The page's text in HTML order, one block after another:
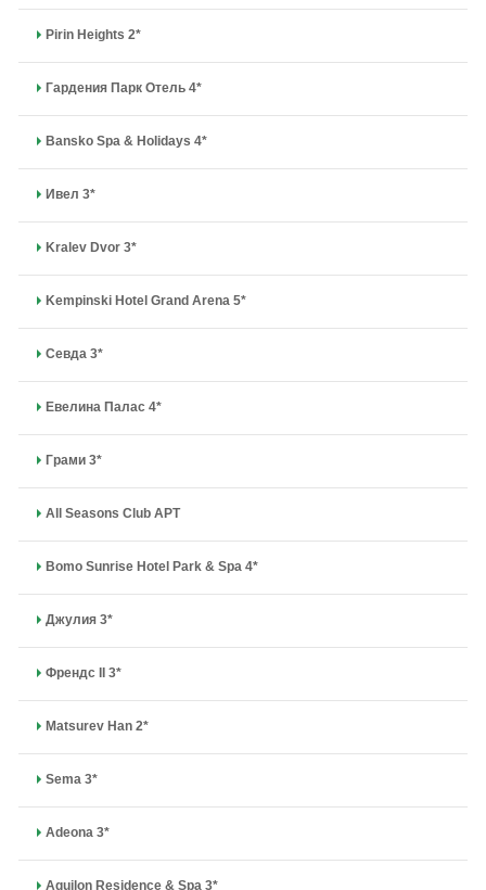
Pirin Heights 2*
Гардения Парк Отель 4*
Bansko Spa & Holidays 4*
Ивел 3*
Kralev Dvor 3*
Kempinski Hotel Grand Arena 5*
Севда 3*
Евелина Палас 4*
Грами 3*
All Seasons Club APT
Bomo Sunrise Hotel Park & Spa 4*
Джулия 3*
Френдс II 3*
Matsurev Han 2*
Sema 3*
Adeona 3*
Aquilon Residence & Spa 3*